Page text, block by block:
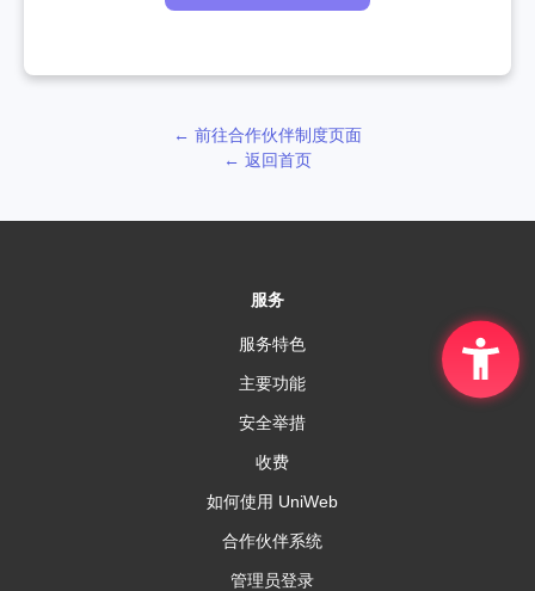
← 前往合作伙伴制度页面
← 返回首页
服务
服务特色
主要功能
安全举措
收费
如何使用 UniWeb
合作伙伴系统
管理员登录